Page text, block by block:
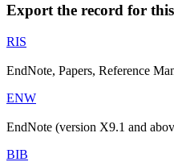
Export the record for
RIS
EndNote, Papers, Reference
ENW
EndNote (version X9.1 and
BIB